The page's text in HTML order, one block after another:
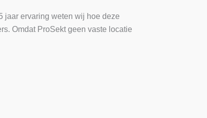
jaar ervaring weten wij hoe deze
Omdat ProSekt geen vaste locatie